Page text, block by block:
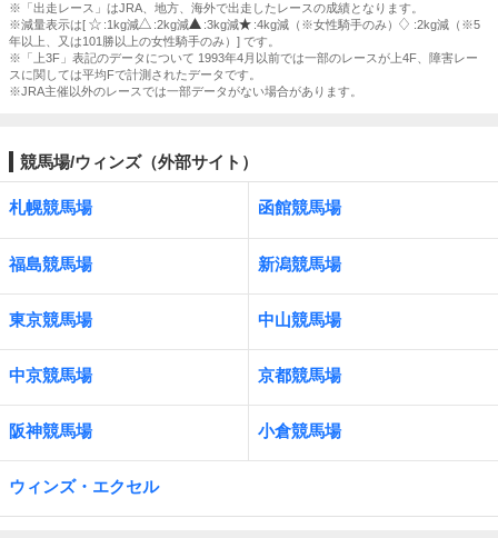
※「出走レース」はJRA、地方、海外で出走したレースの成績となります。
※減量表示は[
:1kg減 :2kg減 :3kg減 :4kg減（※女性騎手のみ）
:2kg減（※5
年以上、又は101勝以上の女性騎手のみ）] です。
※「上3F」表記のデータについて 1993年4月以前では一部のレースが上4F、障害レー
スに関しては平均Fで計測されたデータです。
※JRA主催以外のレースでは一部データがない場合があります。
競馬場/ウィンズ（外部サイト）
札幌競馬場 函館競馬場
福島競馬場 新潟競馬場
東京競馬場 中山競馬場
中京競馬場 京都競馬場
阪神競馬場 小倉競馬場
ウィンズ・エクセル